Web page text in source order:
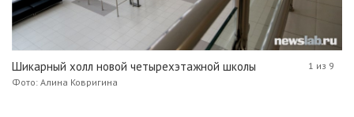
Шикарный холл новой четырехэтажной школы
Фото: Алина Ковригина
1 из 9